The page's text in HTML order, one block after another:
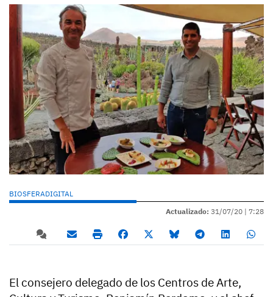
BIOSFERADIGITAL
Actualizado: 31/07/20 | 7:28
El consejero delegado de los Centros de Arte,